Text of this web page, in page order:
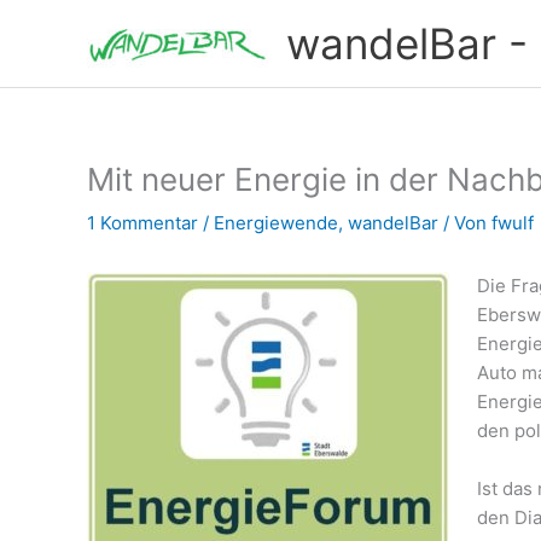
wandelBar -
Mit neuer Energie in der
1 Kommentar / Energiewende, wandelBar / Von fwulf
Die
Auto
den
Ist das
den